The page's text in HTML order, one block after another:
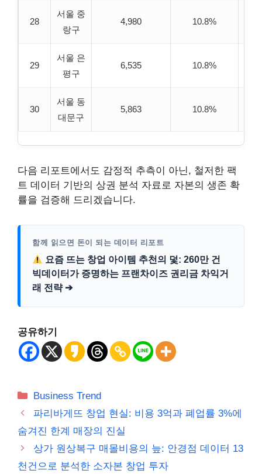
28
서울 중
랑구
4,980 10.8%
29
서울 은
평구
6,535 10.8%
30
서울 동
대문구
5,863 10.8%
다음 리포트에서도 감정적 추측이 아닌, 철저한 팩
트 데이터 기반의 상권 분석 자료로 자본의 생존 확
률을 검증해 드리겠습니다.
함께 읽으면 돈이 되는 데이터 리포트
요즘 뜨는 창업 아이템 추천의 덫: 260만 건
빅데이터가 증명하는 프랜차이즈 권리금 차익거
래 전략 ➔
공유하기
카
테
리
Business Trend
파리바게뜨 창업 현실: 비용 3억과 폐업률 3%에
숨겨진 한계 매장의 진실
상가 원상복구 매몰비용의 늪: 안경점 데이터 13
천건으로 분석한 소자본 창업 투자